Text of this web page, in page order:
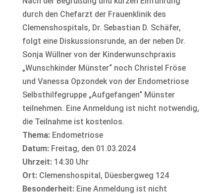
durch den Chefarzt der Frauenklinik des
Clemenshospitals, Dr. Sebastian D. Schäfer,
folgt eine Diskussionsrunde, an der neben Dr.
Sonja Wüllner von der Kinderwunschpraxis
„Wunschkinder Münster“ noch Christel Fröse
und Vanessa Opzondek von der Endometriose
Selbsthilfegruppe „Aufgefangen“ Münster
teilnehmen. Eine Anmeldung ist nicht notwendig,
die Teilnahme ist kostenlos.
Thema:Endometriose
Datum:Freitag, den 01.03.2024
Uhrzeit:14:30 Uhr
Ort:Clemenshospital, Düesbergweg 124
Besonderheit:Eine Anmeldung ist nicht